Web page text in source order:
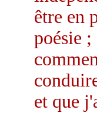
être en
poésie
et que